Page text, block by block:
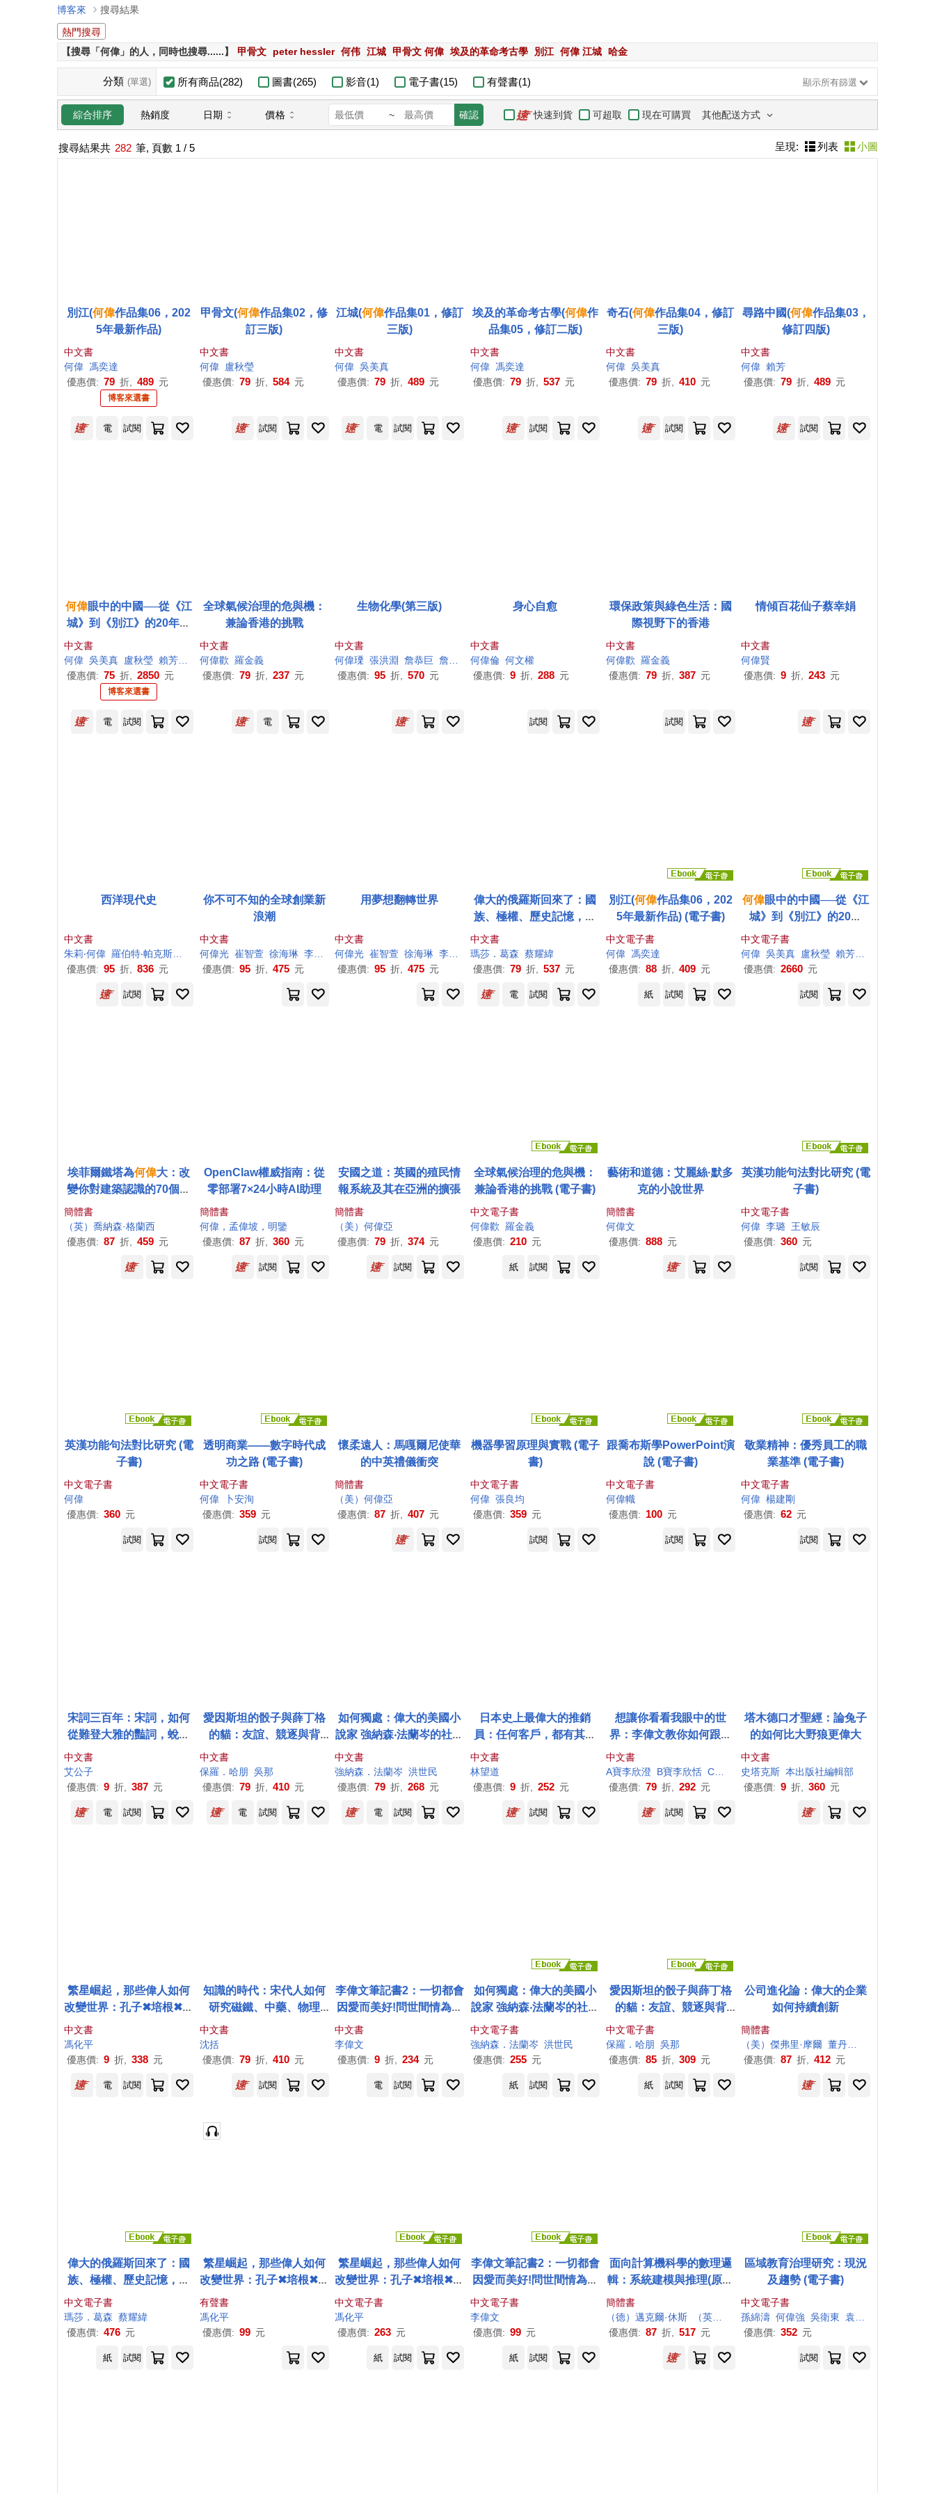
博客來
搜尋結果
熱門搜尋
【搜尋「何偉」的人，同時也搜尋......】
甲骨文 peter hessler 何伟 江城 甲骨文 何偉 埃及的革命考古學 別江 何偉 江城 哈金
分類 (單選) 所有商品(282) 圖書(265) 影音(1) 電子書(15) 有聲書(1) 顯示所有篩選
綜合排序 熱銷度 日期 價格 ~ 確認 快速到貨 可超取 現在可購買 其他配送方式
搜尋結果共 282 筆, 頁數 1 / 5 呈現: 列表 小圖
別江(何偉作品集06，202
5年最新作品)
中文書
何偉 馮奕達
優惠價: 79 折, 489 元
博客來選書
甲骨文(何偉作品集02，修
訂三版)
中文書
何偉 盧秋瑩
優惠價: 79 折, 584 元
江城(何偉作品集01，修訂
三版)
中文書
何偉 吳美真
優惠價: 79 折, 489 元
埃及的革命考古學(何偉作
品集05，修訂二版)
中文書
何偉 馮奕達
優惠價: 79 折, 537 元
奇石(何偉作品集04，修訂
三版)
中文書
何偉 吳美真
優惠價: 79 折, 410 元
尋路中國(何偉作品集03，
修訂四版)
中文書
何偉 賴芳
優惠價: 79 折, 489 元
電 試閱 試閱 電 試閱 試閱 試閱 試閱
何偉眼中的中國──從《江
城》到《別江》的20年：
何偉作品集限量典藏書盒
印簽版【共六冊，加贈四
枚書籤】
中文書
何偉 吳美真 盧秋瑩 賴芳
馮奕達
優惠價: 75 折, 2850 元
博客來選書
全球氣候治理的危與機：
兼論香港的挑戰
中文書
何偉歡 羅金義
優惠價: 79 折, 237 元
生物化學(第三版)
中文書
何偉瑮 張洪淵 詹恭巨 詹社紅 陳俊宏 陳淑茹
優惠價: 95 折, 570 元
身心自愈
中文書
何偉倫 何文權
優惠價: 9 折, 288 元
環保政策與綠色生活：國
際視野下的香港
中文書
何偉歡 羅金義
優惠價: 79 折, 387 元
情傾百花仙子蔡幸娟
中文書
何偉賢
優惠價: 9 折, 243 元
電 試閱 電 試閱 試閱
西洋現代史
中文書
朱莉‧何偉 羅伯特‧帕克斯頓 陳美君 陳美如
優惠價: 95 折, 836 元
你不可不知的全球創業新
浪潮
中文書
何偉光 崔智萱 徐海琳 李芳如 李蕾香 陳巧盈 韓佩珊
黃子容
優惠價: 95 折, 475 元
用夢想翻轉世界
中文書
何偉光 崔智萱 徐海琳 李芳如 李蕾香 陳巧盈 韓佩珊
黃子容
優惠價: 95 折, 475 元
偉大的俄羅斯回來了：國
族、極權、歷史記憶，人
民為何再次臣屬於普丁的
國家?
中文書
瑪莎．葛森 蔡耀緯
優惠價: 79 折, 537 元
別江(何偉作品集06，202
5年最新作品) (電子書)
中文電子書
何偉 馮奕達
優惠價: 88 折, 409 元
何偉眼中的中國──從《江
城》到《別江》的20年
【共六冊】 (電子書)
中文電子書
何偉 吳美真 盧秋瑩 賴芳
優惠價: 2660 元
試閱 電 試閱 紙 試閱 試閱
埃菲爾鐵塔為何偉大：改
變你對建築認識的70個問
簡體書
（英）喬納森·格蘭西
優惠價: 87 折, 459 元
OpenClaw權威指南：從
零部署7×24小時AI助理
簡體書
何偉，孟偉坡，明鑒
優惠價: 87 折, 360 元
安國之道：英國的殖民情
報系統及其在亞洲的擴張
簡體書
（美）何偉亞
優惠價: 79 折, 374 元
全球氣候治理的危與機：
兼論香港的挑戰 (電子書)
中文電子書
何偉歡 羅金義
優惠價: 210 元
藝術和道德：艾麗絲·默多
克的小說世界
簡體書
何偉文
優惠價: 888 元
英漢功能句法對比研究 (電
子書)
中文電子書
何偉 李璐 王敏辰
優惠價: 360 元
試閱 試閱 紙 試閱 試閱
英漢功能句法對比研究 (電
子書)
中文電子書
何偉
優惠價: 360 元
透明商業——數字時代成
功之路 (電子書)
中文電子書
何偉
卜安洵
優惠價: 359 元
懷柔遠人：馬嘎爾尼使華
的中英禮儀衝突
簡體書
（美）何偉亞
優惠價: 87 折, 407 元
機器學習原理與實戰 (電子
書)
中文電子書
何偉 張良均
優惠價: 359 元
跟喬布斯學PowerPoint演
說 (電子書)
中文電子書
何偉幟
優惠價: 100 元
敬業精神：優秀員工的職
業基準 (電子書)
中文電子書
何偉 楊建剛
優惠價: 62 元
試閱 試閱 試閱 試閱 試閱
宋詞三百年：宋詞，如何
從難登大雅的豔詞，蛻變
成文學巔峰?文學是現實的
投射，偉大作品背後原來
是自己的故事。
中文書
艾公子
優惠價: 9 折, 387 元
愛因斯坦的骰子與薛丁格
的貓：友誼、競逐與背
叛，兩位偉大物理學家為
統合自然的不懈努力，如
何引領對萬有理論的終極
中文書
保羅．哈朋 吳那
優惠價: 79 折, 410 元
如何獨處：偉大的美國小
說家 強納森‧法蘭岑的社會
中文書
強納森．法蘭岑 洪世民
優惠價: 79 折, 268 元
日本史上最偉大的推銷
員：任何客戶，都有其一
中文書
林望道
優惠價: 9 折, 252 元
想讓你看看我眼中的世
界：李偉文教你如何跟孩
子聊夢想、挫折、工作與
未來
中文書
A寶李欣澄 B寶李欣恬 C寶盧品潔 D寶王雲安
李偉文
優惠價: 79 折, 292 元
塔木德口才聖經：論兔子
的如何比大野狼更偉大
中文書
史塔克斯 本出版社編輯部
優惠價: 9 折, 360 元
電 試閱 電 試閱 電 試閱 試閱 試閱
繁星崛起，那些偉人如何
改變世界：孔子✖培根✖巴
菲特✖比爾蓋茲……那些
書寫歷史的世界名人
中文書
馮化平
優惠價: 9 折, 338 元
知識的時代：宋代人如何
研究磁鐵、中藥、物理
學，「考古」到戰國時代?
最偉大的古代科學家沈
括，與中國科普經典《夢
中文書
沈括
優惠價: 79 折, 410 元
李偉文筆記書2：一切都會
因愛而美好!問世間情為何
物的91則關於愛的思索
中文書
李偉文
優惠價: 9 折, 234 元
如何獨處：偉大的美國小
說家 強納森‧法蘭岑的社會
凝視 (電子書)
中文電子書
強納森．法蘭岑 洪世民
優惠價: 255 元
愛因斯坦的骰子與薛丁格
的貓：友誼、競逐與背
叛，兩位偉大物理學家為
統合自然的不懈努力，如
何引領對萬有理論的終極
中文電子書
保羅．哈朋 吳那
優惠價: 85 折, 309 元
公司進化論：偉大的企業
如何持續創新
簡體書
（美）傑弗里·摩爾 董丹楓
優惠價: 87 折, 412 元
電 試閱 試閱 電 試閱 紙 試閱 紙 試閱
偉大的俄羅斯回來了：國
族、極權、歷史記憶，人
民為何再次臣屬於普丁的
國家? (電子書)
中文電子書
瑪莎．葛森 蔡耀緯
優惠價: 476 元
繁星崛起，那些偉人如何
改變世界：孔子✖培根✖巴
菲特✖比爾蓋茲……那些
書寫歷史的世界名人 (有聲
書)
有聲書
馮化平
優惠價: 99 元
繁星崛起，那些偉人如何
改變世界：孔子✖培根✖巴
菲特✖比爾蓋茲……那些
書寫歷史的世界名人 (電子
書)
中文電子書
馮化平
優惠價: 263 元
李偉文筆記書2：一切都會
因愛而美好!問世間情為何
物的91則關於愛的思索
中文電子書
李偉文
優惠價: 99 元
面向計算機科學的數理邏
輯：系統建模與推理(原書
簡體書
（德）邁克爾·休斯
（英）馬克·萊恩
何偉
優惠價: 87 折, 517 元
區域教育治理研究：現況
及趨勢 (電子書)
中文電子書
孫綿濤 何偉強 吳衛東
袁暉光
優惠價: 352 元
紙 試閱 紙 試閱 紙 試閱 試閱